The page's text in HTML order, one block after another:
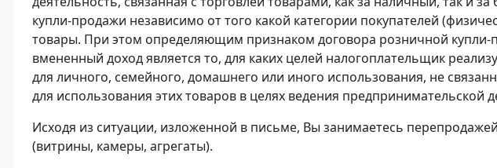
купли-продажи независимо от того какой категории покупателей
товары. При этом определяющим признаком договора розничной купли-
вмененный доход является то, для каких целей налогоплательщик
для личного, семейного, домашнего или иного использования, не
для использования этих товаров в целях ведения предпринимательской
Исходя из ситуации, изложенной в письме, Вы занимаетесь
(витрины, камеры, агрегаты).